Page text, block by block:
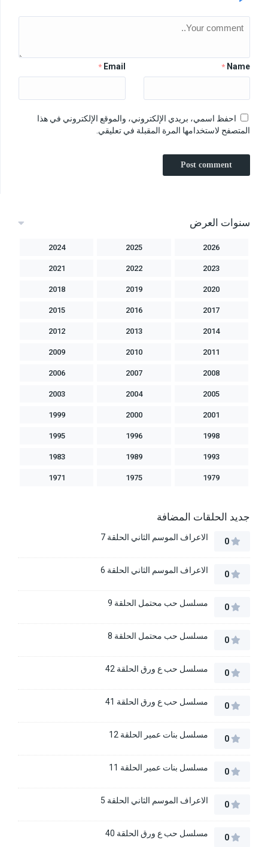
Name
*
Email
*
احفظ اسمي، بريدي الإلكتروني، والموقع الإلكتروني في هذا
المتصفح لاستخدامها المرة المقبلة في تعليقي.
سنوات العرض
2026
2025
2024
2023
2022
2021
2020
2019
2018
2017
2016
2015
2014
2013
2012
2011
2010
2009
2008
2007
2006
2005
2004
2003
2001
2000
1999
1998
1996
1995
1993
1989
1983
1979
1975
1971
جديد الحلقات المضافة
0 الاعراف الموسم الثاني الحلقة 7
0 الاعراف الموسم الثاني الحلقة 6
0 مسلسل حب محتمل الحلقة 9
0 مسلسل حب محتمل الحلقة 8
0 مسلسل حب ع ورق الحلقة 42
0 مسلسل حب ع ورق الحلقة 41
0 مسلسل بنات عمير الحلقة 12
0 مسلسل بنات عمير الحلقة 11
0 الاعراف الموسم الثاني الحلقة 5
0 مسلسل حب ع ورق الحلقة 40